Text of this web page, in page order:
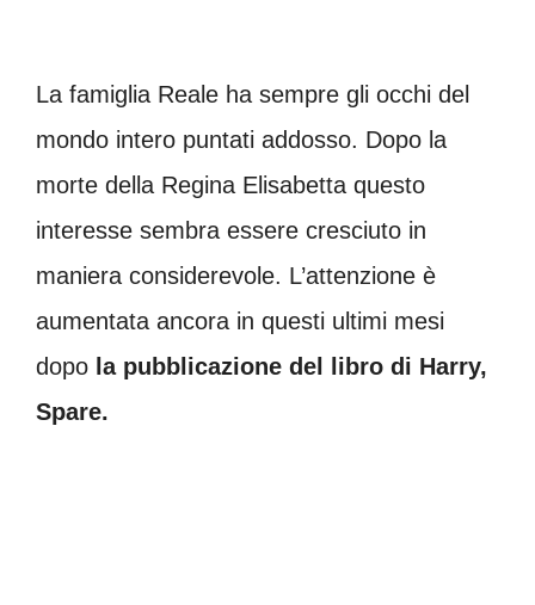
La famiglia Reale ha sempre gli occhi del
mondo intero puntati addosso. Dopo la
morte della Regina Elisabetta questo
interesse sembra essere cresciuto in
maniera considerevole. L’attenzione è
aumentata ancora in questi ultimi mesi
dopo la pubblicazione del libro di Harry,
Spare.